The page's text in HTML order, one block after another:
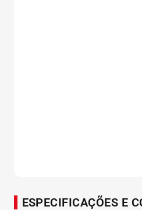
ESPECIFICAÇÕES E